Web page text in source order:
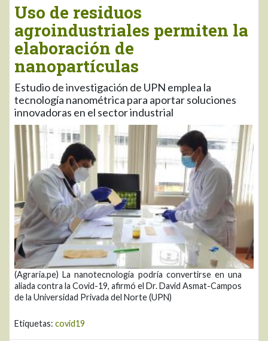
Uso de residuos
agroindustriales permiten la
elaboración de
nanopartículas
Estudio de investigación de UPN emplea la
tecnología nanométrica para aportar soluciones
innovadoras en el sector industrial
(Agraria.pe) La nanotecnología podría convertirse en una
aliada contra la Covid-19, afirmó el Dr. David Asmat-Campos
de la Universidad Privada del Norte (UPN)
Etiquetas: covid19